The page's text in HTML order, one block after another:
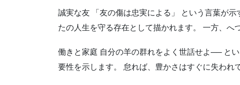
誠実な友 「友の傷は忠実による」 という言葉が
たの人生を守る存在として描かれます。 一方、へ
働きと家庭 自分の羊の群れをよく世話せよ── と
要性を示します。 怠れば、豊かさはすぐに失われ